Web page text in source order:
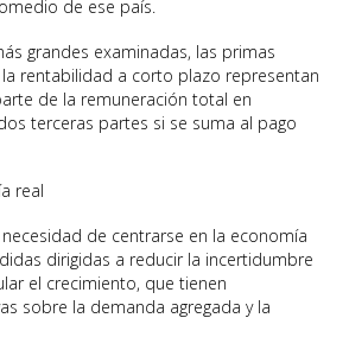
de ese país.
grandes examinadas, las primas
rentabilidad a corto plazo representan
de la remuneración total en
terceras partes si se suma al pago
real
de centrarse en la economía
dirigidas a reducir la incertidumbre
el crecimiento, que tienen
sobre la demanda agregada y la